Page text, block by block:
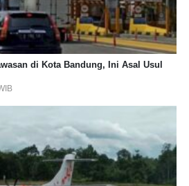
di Kota Bandung, Ini Asal Usul